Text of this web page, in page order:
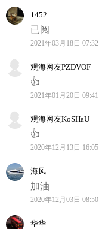
1452
已阅
2021年03月18日 07:32
观海网友PZDVOF
👍
2021年01月20日 09:41
观海网友KoSHaU
👍
2020年12月13日 16:05
海风
加油
2020年12月03日 08:50
华华